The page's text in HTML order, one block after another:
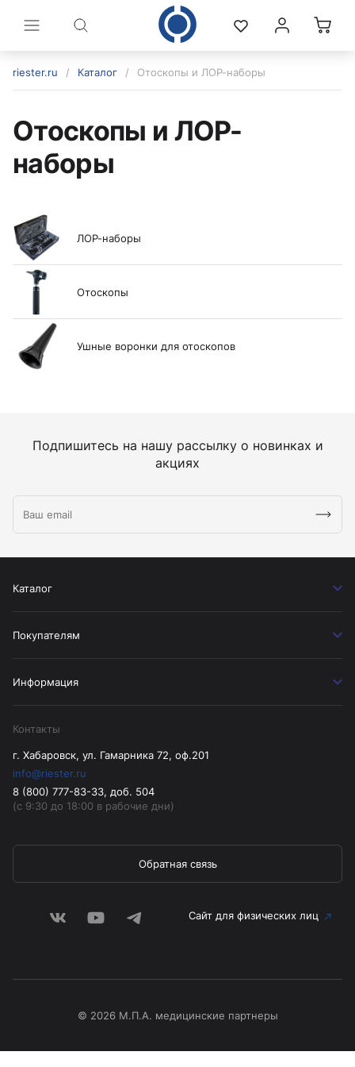
riester.ru / Каталог / Отоскопы и ЛОР-наборы
Отоскопы и ЛОР-
наборы
ЛОР-наборы
Отоскопы
Ушные воронки для отоскопов
Подпишитесь на нашу рассылку о новинках и
акциях
Каталог
Покупателям
Информация
Контакты
г. Хабаровск, ул. Гамарника 72, оф.201
info@riester.ru
8 (800) 777-83-33, доб. 504
(с 9:30 до 18:00 в рабочие дни)
Обратная связь
Сайт для физических лиц
© 2026 М.П.А. медицинские партнеры